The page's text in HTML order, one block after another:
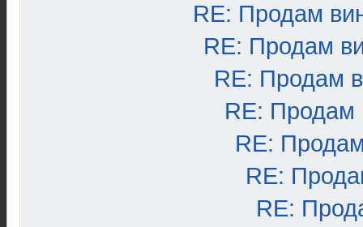
RE: Продам
RE: Продам
RE: Продам
RE: Продам
RE:
RE:
RE: